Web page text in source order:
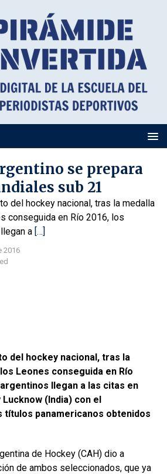
se prepara
sub 21
del hockey nacional, tras la medalla
conseguida en Río 2016, los
a […]
2016
del hockey nacional, tras la
Leones conseguida en Río
llegan a las citas en
(India) con el
títulos panamericanos obtenidos
de Hockey (CAH) dio a
de ambos seleccionados, que ya